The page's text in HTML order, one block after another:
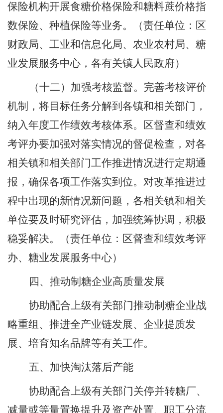
保险机构开展食糖价格保险和糖料蔗价格指
数保险、种植保险等业务。
（责任单位：区
财政局、工业和信息化局、农业农村局、糖
业发展服务中心，各有关镇人民政府）
（十二）加强考核监督。 完善考核评价
机制 ， 将目标任务分解到各镇和相关部门，
纳入年度工作绩效考核体系。
区督查和绩效
考评办要加强对落实情况的督促检查，对各
相关镇和相关部门工作推进情况进行定期通
报，确保各项工作落实到位。对改革推进过
程中出现的新情况新问题，各相关镇和相关
单位要及时研究评估，加强统筹协调，积极
稳妥解决。
（责任单位：区督查和绩效考评
办、 糖业发展服务中心）
四、推动制糖企业高质量发展
协助配合上级有关部门推动制糖企业战
略重组、推进全产业链发展、企业提质发
展、培育知名品牌等有关工作。
五、加快淘汰落后产能
协助配合上级有关部门关停并转糖厂、
减量或等量置换提升及资产处置、职工分流